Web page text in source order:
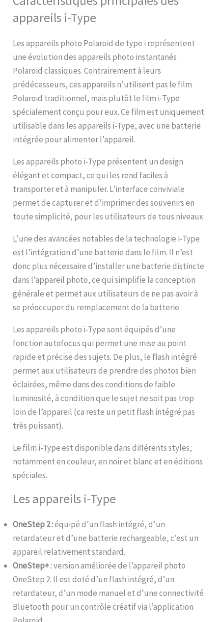
appareils i-Type
Les appareils photo Polaroid de type i représentent
une évolution des appareils photo instantanés
Polaroid classiques. Contrairement à leurs
prédécesseurs, ces appareils n’utilisent pas le film
Polaroid traditionnel, mais plutôt le film i-Type
spécialement conçu pour eux. Ce film est uniquement
utilisable dans les appareils i-Type, avec une batterie
intégrée pour alimenter l’appareil.
Les appareils photo i-Type présentent un design
élégant et compact, ce qui les rend faciles à
transporter et à manipuler. L’interface conviviale
permet de capturer et d’imprimer des souvenirs en
toute simplicité, pour les utilisateurs de tous niveaux.
L’une des avancées notables de la technologie i-Type
est l’intégration d’une batterie dans le film. Il n’est
donc plus nécessaire d’installer une batterie distincte
dans l’appareil photo, ce qui simplifie la conception
générale et permet aux utilisateurs de ne pas avoir à
se préoccuper du remplacement de la batterie.
Les appareils photo i-Type sont équipés d’une
fonction autofocus qui permet une mise au point
rapide et précise des sujets. De plus, le flash intégré
permet aux utilisateurs de prendre des photos bien
éclairées, même dans des conditions de faible
luminosité, à condition que le sujet ne soit pas trop
loin de l’appareil (ca reste un petit flash intégré pas
très puissant).
Le film i-Type est disponible dans différents styles,
notamment en couleur, en noir et blanc et en éditions
spéciales.
Les appareils i-Type
OneStep 2 :équipé d’un flash intégré, d’un
retardateur et d’une batterie rechargeable, c’est un
appareil relativement standard.
OneStep+: version améliorée de l’appareil photo
OneStep 2. Il est doté d’un flash intégré, d’un
retardateur, d’un mode manuel et d’une connectivité
Bluetooth pour un contrôle créatif via l’application